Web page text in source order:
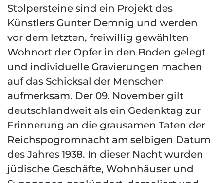
Stolpersteine sind ein Projekt des
Künstlers Gunter Demnig und werden
vor dem letzten, freiwillig gewählten
Wohnort der Opfer in den Boden gelegt
und individuelle Gravierungen machen
auf das Schicksal der Menschen
aufmerksam. Der 09. November gilt
deutschlandweit als ein Gedenktag zur
Erinnerung an die grausamen Taten der
Reichspogromnacht am selbigen Datum
des Jahres 1938. In dieser Nacht wurden
jüdische Geschäfte, Wohnhäuser und